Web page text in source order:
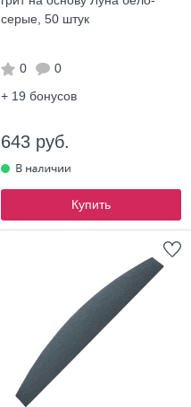
серые, 50 штук
0
0
+ 19 бонусов
643 руб.
Купить